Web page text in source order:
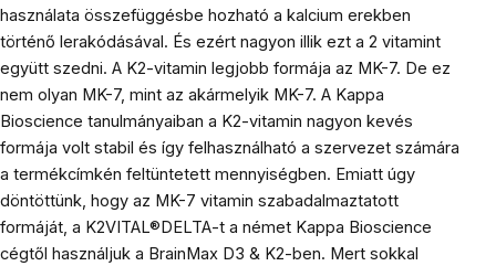
használata összefüggésbe hozható a kalcium erekben
történő lerakódásával. És ezért nagyon illik ezt a 2 vitamint
együtt szedni. A K2-vitamin legjobb formája az MK-7. De ez
nem olyan MK-7, mint az akármelyik MK-7. A Kappa
Bioscience tanulmányaiban a K2-vitamin nagyon kevés
formája volt stabil és így felhasználható a szervezet számára
a termékcímkén feltüntetett mennyiségben. Emiatt úgy
döntöttünk, hogy az MK-7 vitamin szabadalmaztatott
formáját, a K2VITAL®DELTA-t a német Kappa Bioscience
cégtől használjuk a BrainMax D3 & K2-ben. Mert sokkal